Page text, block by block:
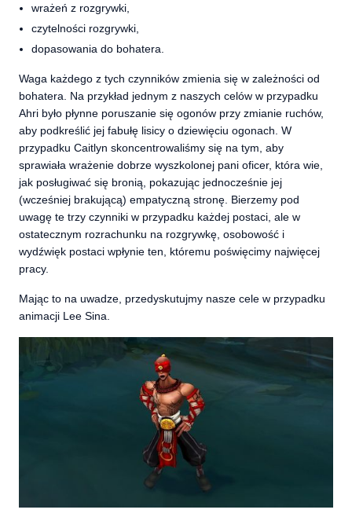
wrażeń z rozgrywki,
czytelności rozgrywki,
dopasowania do bohatera.
Waga każdego z tych czynników zmienia się w zależności od
bohatera. Na przykład jednym z naszych celów w przypadku
Ahri było płynne poruszanie się ogonów przy zmianie ruchów,
aby podkreślić jej fabułę lisicy o dziewięciu ogonach. W
przypadku Caitlyn skoncentrowaliśmy się na tym, aby
sprawiała wrażenie dobrze wyszkolonej pani oficer, która wie,
jak posługiwać się bronią, pokazując jednocześnie jej
(wcześniej brakującą) empatyczną stronę. Bierzemy pod
uwagę te trzy czynniki w przypadku każdej postaci, ale w
ostatecznym rozrachunku na rozgrywkę, osobowość i
wydźwięk postaci wpłynie ten, któremu poświęcimy najwięcej
pracy.
Mając to na uwadze, przedyskutujmy nasze cele w przypadku
animacji Lee Sina.